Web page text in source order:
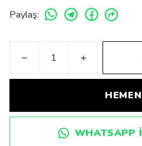
Paylaş:
WHATSAPP